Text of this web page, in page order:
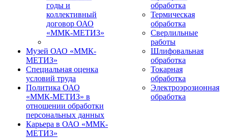
годы и
коллективный
договор ОАО
«ММК-МЕТИЗ»
Музей ОАО «ММК-
МЕТИЗ»
Специальная оценка
условий труда
Политика ОАО
«ММК-МЕТИЗ» в
отношении обработки
персональных данных
Карьера в ОАО «ММК-
МЕТИЗ»
обработка
Термическая
обработка
Сверлильные
работы
Шлифовальная
обработка
Токарная
обработка
Электроэрозионная
обработка